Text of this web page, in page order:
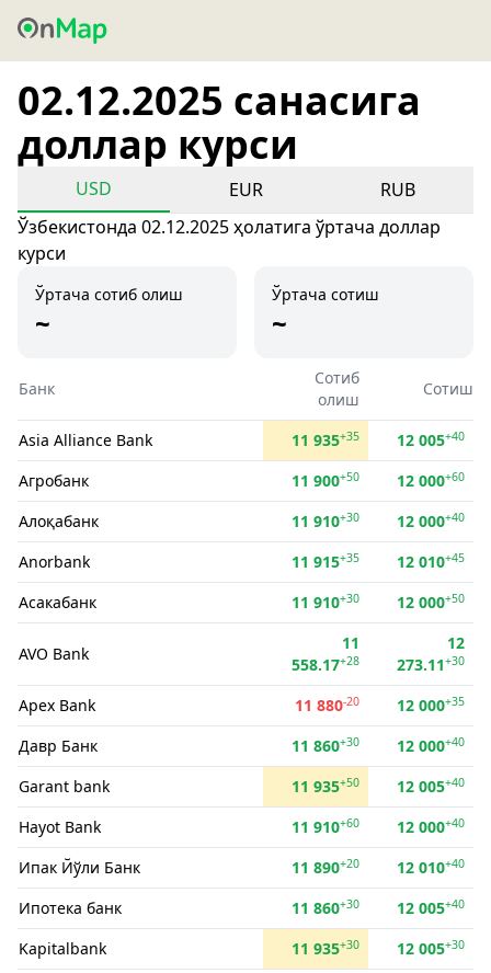
02.12.2025 санасига
доллар курси
USD EUR
RUB
Ўзбекистонда 02.12.2025 ҳолатига ўртача доллар
курси
Ўртача сотиб олиш
~
Ўртача сотиш
~
Банк
Сотиб
олиш
Сотиш
Asia Alliance Bank 11 935+35 12 005+40
Агробанк 11 900+50 12 000+60
Алоқабанк 11 910+30 12 000+40
Anorbank 11 915+35 12 010+45
Асакабанк 11 910+30 12 000+50
AVO Bank
11
558.17+28
12
273.11+30
Apex Bank 11 880-20 12 000+35
Давр Банк 11 860+30 12 000+40
Garant bank 11 935+50 12 005+40
Hayot Bank 11 910+60 12 000+40
Ипак Йўли Банк 11 890+20 12 010+40
Ипотека банк 11 860+30 12 005+40
Kapitalbank 11 935+30 12 005+30